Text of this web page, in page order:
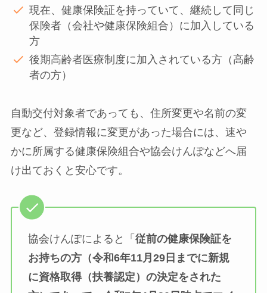
現在、健康保険証を持っていて、継続して同じ
保険者（会社や健康保険組合）に加入している
方
後期高齢者医療制度に加入されている方（高齢
者の方）
自動交付対象者であっても、住所変更や名前の変
更など、登録情報に変更があった場合には、速や
かに所属する健康保険組合や協会けんぽなどへ届
け出ておくと安心です。
協会けんぽによると「 従前の健康保険証を
お持ちの方（令和6年11月29日までに新規
に資格取得（扶養認定）の決定をされた